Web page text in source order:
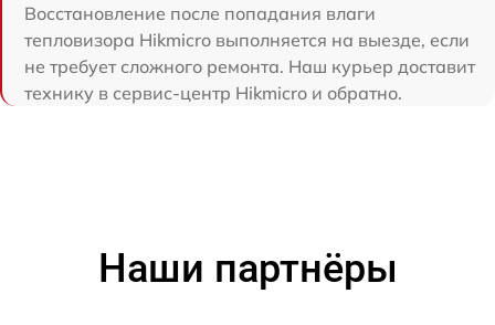
Восстановление после попадания влаги
тепловизора Hikmicro выполняется на выезде, если
не требует сложного ремонта. Наш курьер доставит
технику в сервис-центр Hikmicro и обратно.
Наши партнёры